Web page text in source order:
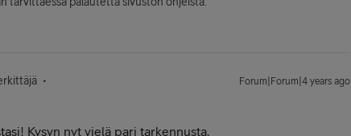
Forum|Forum|4 years ago
Kysyn nyt vielä pari tarkennusta.